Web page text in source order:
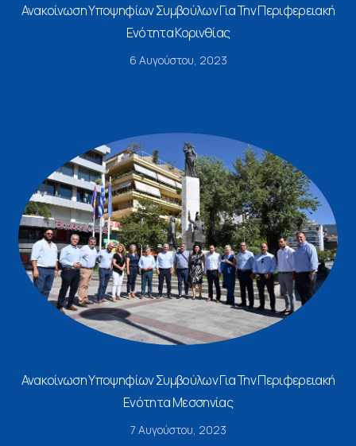
Ανακοίνωση Υποψηφίων Συμβούλων Για Την Περιφερειακή
Ενότητα Κορινθίας
6 Αυγούστου, 2023
Ανακοίνωση Υποψηφίων Συμβούλων Για Την Περιφερειακή
Ενότητα Μεσσηνίας
7 Αυγούστου, 2023